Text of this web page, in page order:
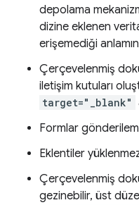
depolama
dizine eklenen
erişemediği
Çerçevelenmiş
iletişim kutuları
target="_blank"
Formlar
Eklentiler
Çerçevelenmiş
gezinebilir, üst